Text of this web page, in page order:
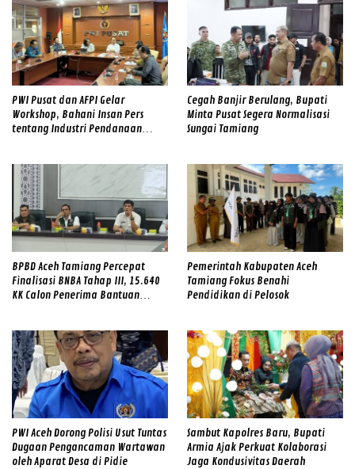
PWI Pusat dan AFPI Gelar
Workshop, Bahani Insan Pers
tentang Industri Pendanaan
Cegah Banjir Berulang, Bupati
Minta Pusat Segera Normalisasi
Sungai Tamiang
BPBD Aceh Tamiang Percepat
Finalisasi BNBA Tahap III, 15.640
KK Calon Penerima Bantuan
Pemerintah Kabupaten Aceh
Tamiang Fokus Benahi
Pendidikan di Pelosok
PWI Aceh Dorong Polisi Usut Tuntas
Dugaan Pengancaman Wartawan
oleh Aparat Desa di Pidie
Sambut Kapolres Baru, Bupati
Armia Ajak Perkuat Kolaborasi
Jaga Kondusivitas Daerah